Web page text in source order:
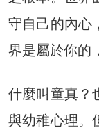
守自己的內心
界是屬於你的
什麼叫童真？
與幼稚心理。